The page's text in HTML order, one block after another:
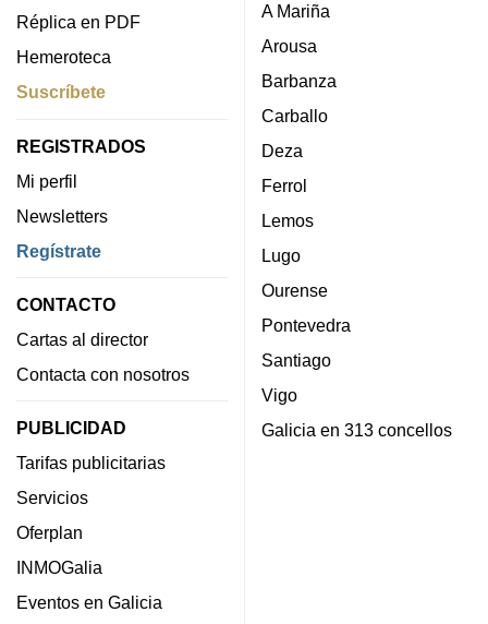
Réplica en PDF
Hemeroteca
Suscríbete
REGISTRADOS
Mi perfil
Newsletters
Regístrate
CONTACTO
Cartas al director
Contacta con nosotros
PUBLICIDAD
Tarifas publicitarias
Servicios
Oferplan
INMOGalia
Eventos en Galicia
A Mariña
Arousa
Barbanza
Carballo
Deza
Ferrol
Lemos
Lugo
Ourense
Pontevedra
Santiago
Vigo
Galicia en 313 concellos